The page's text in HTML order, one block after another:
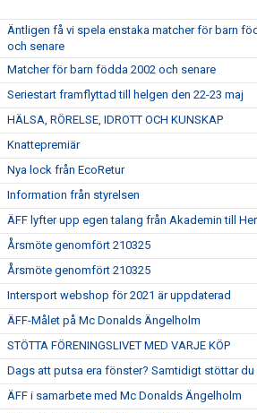
Äntligen få vi spela enstaka matcher för barn
och senare
Matcher för barn födda 2002 och senare
Seriestart framflyttad till helgen den 22-23 maj
HÄLSA, RÖRELSE, IDROTT OCH KUNSKAP
Knattepremiär
Nya lock från EcoRetur
Information från styrelsen
ÄFF lyfter upp egen talang från Akademin till
Årsmöte genomfört 210325
Årsmöte genomfört 210325
Intersport webshop för 2021 är uppdaterad
ÄFF-Målet på Mc Donalds Ängelholm
STÖTTA FÖRENINGSLIVET MED VARJE KÖP
Dags att putsa era fönster? Samtidigt stöttar du
ÄFF i samarbete med Mc Donalds Ängelholm